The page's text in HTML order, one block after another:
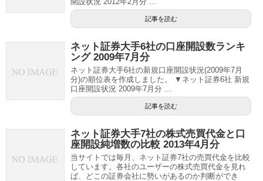
記事を読む
ネット証券大手6社の口座開設数ランキ
ング 2009年7月分
ネット証券大手6社の新規口座開設状況(2009年7月
分)の順位表を作成しました。 ▼ネット証券6社 新規
口座開設状況 2009年7月分 ...
記事を読む
ネット証券大手7社の株式売買代金と口
座開設純増数の比較 2013年4月分
当サイトでは毎月、ネット証券7社の売買代金を比較
しています。各社のユーザーの株式売買代金を見れ
ば、どこの証券会社に勢いがあるのか判断ができ